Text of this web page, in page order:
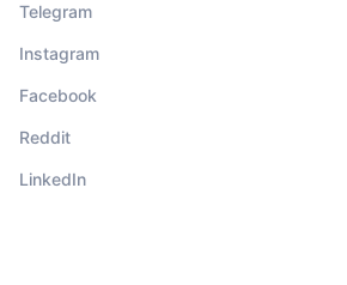
Telegram
Instagram
Facebook
Reddit
LinkedIn